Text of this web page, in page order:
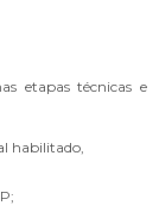
etapas técnicas e